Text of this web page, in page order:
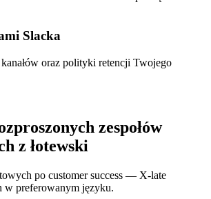
Slacka
oraz polityki retencji Twojego
zespołów
z łotewski
po customer success — X-late
w preferowanym języku.